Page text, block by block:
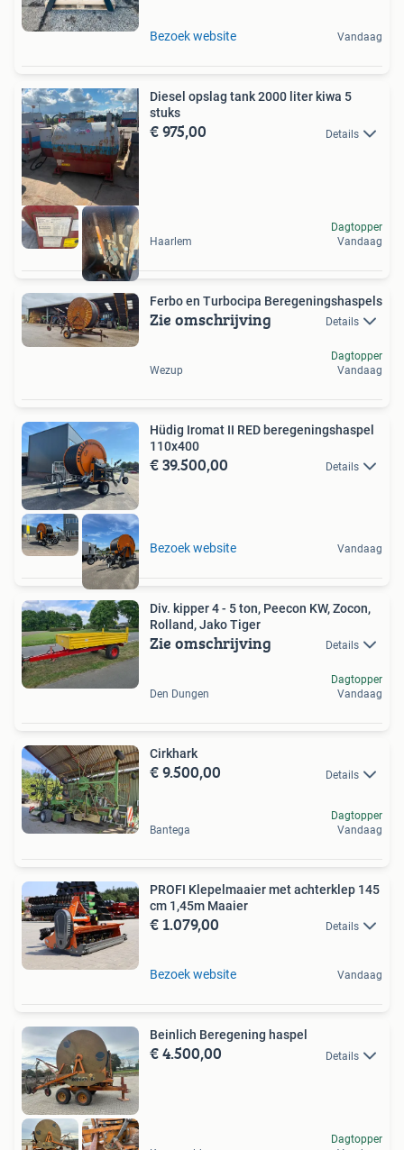
Bezoek website Vandaag
Diesel opslag tank 2000 liter kiwa 5
stuks
€ 975,00 Details
Haarlem
Dagtopper
Vandaag
Ferbo en Turbocipa Beregeningshaspels
Zie omschrijving Details
Wezup
Dagtopper
Vandaag
Hüdig Iromat II RED beregeningshaspel
110x400
€ 39.500,00 Details
Bezoek website Vandaag
Div. kipper 4 - 5 ton, Peecon KW, Zocon,
Rolland, Jako Tiger
Zie omschrijving Details
Den Dungen
Dagtopper
Vandaag
Cirkhark
€ 9.500,00 Details
Bantega
Dagtopper
Vandaag
PROFI Klepelmaaier met achterklep 145
cm 1,45m Maaier
€ 1.079,00 Details
Bezoek website Vandaag
Beinlich Beregening haspel
€ 4.500,00 Details
Dagtopper